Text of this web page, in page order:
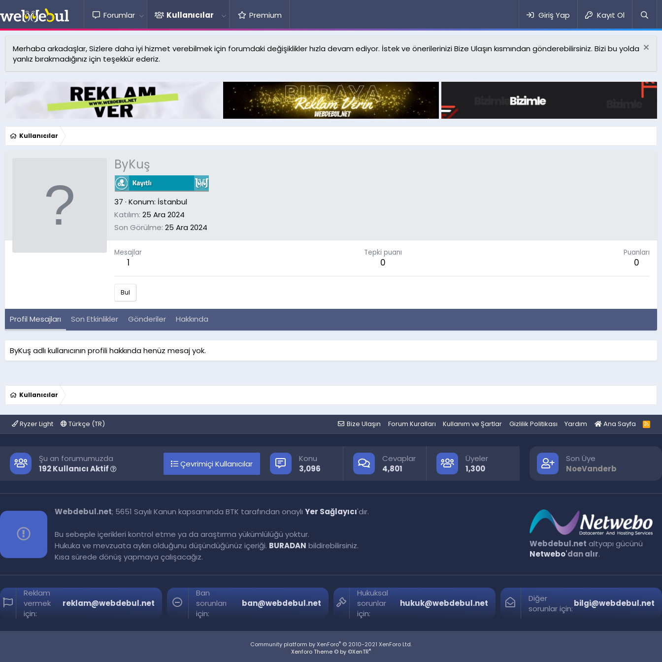
Forumlar Kullanıcılar Premium Giriş Yap Kayıt Ol
Merhaba arkadaşlar, Sizlere daha iyi hizmet verebilmek için forumdaki değişiklikler hızla devam ediyor. İstek ve önerilerinizi Bize Ulaşın kısmından gönderebilirsiniz. Bizi bu yolda
yanlız bırakmadığınız için teşekkür ederiz.
Kullanıcılar
ByKuş
37 · Konum: İstanbul
Katılım 25 Ara 2024
Son Görülme 25 Ara 2024
Mesajlar
1
Tepki puanı
0
Puanları
0
Bul
Profil Mesajları Son Etkinlikler Gönderiler Hakkında
ByKuş adlı kullanıcının profili hakkında henüz mesaj yok.
Kullanıcılar
Ryzer Light Türkçe (TR) Bize Ulaşın Forum Kuralları Kullanım ve Şartlar Gizlilik Politikası Yardım Ana Sayfa
R
S
Şu an forumumuzda
192 Kullanıcı Aktif
Çevrimiçi Kullanıcılar
Konu
3,096
Cevaplar
4,801
Üyeler
1,300
Son Üye
NoeVanderb
Webdebul.net; 5651 Sayılı Kanun kapsamında BTK tarafından onaylı Yer Sağlayıcı'dır.
Bu sebeple içerikleri kontrol etme ya da araştırma yükümlülüğü yoktur.
Hukuka ve mevzuata aykırı olduğunu düşündüğünüz içeriği. BURADAN bildirebilirsiniz.
Kısa sürede dönüş yapmaya çalışacağız.
Webdebul.net altyapı gücünü
Netwebo'dan alır.
Reklam
vermek
için:
reklam@webdebul.net
Ban
sorunları
için:
ban@webdebul.net
Hukuksal
sorunlar
için:
hukuk@webdebul.net
Diğer
sorunlar için:bilgi@webdebul.net
Community platform by XenForo® © 2010-2021 XenForo Ltd.
Xenforo Theme © by ©XenTR®